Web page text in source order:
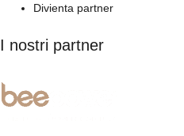
Divienta partner
I nostri partner